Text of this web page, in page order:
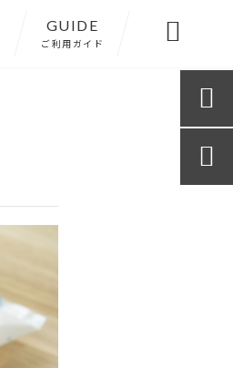
GUIDE
ご利用ガイド 

